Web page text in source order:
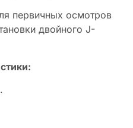
первичных осмотров
двойного J-